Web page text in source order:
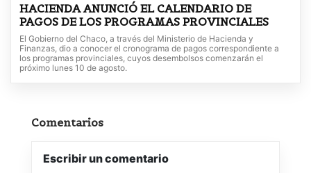
HACIENDA ANUNCIÓ EL CALENDARIO DE
PAGOS DE LOS PROGRAMAS PROVINCIALES
El Gobierno del Chaco, a través del Ministerio de Hacienda y
Finanzas, dio a conocer el cronograma de pagos correspondiente a
los programas provinciales, cuyos desembolsos comenzarán el
próximo lunes 10 de agosto.
Comentarios
Escribir un comentario